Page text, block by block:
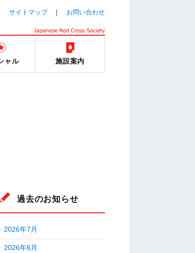
サイトマップ お問い合わせ
ャル 施設案内
過去のお知らせ
2026年7月
2026年6月